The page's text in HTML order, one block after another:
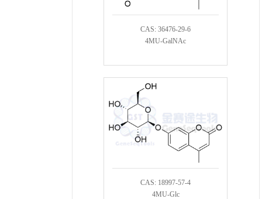
CAS: 36476-29-6
4MU-GalNAc
CAS: 18997-57-4
4MU-Glc